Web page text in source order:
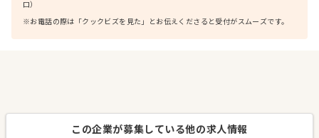
口）
※お電話の際は「クックビズを見た」とお伝えくださると受付がスムーズです。
この企業が募集している他の求人情報